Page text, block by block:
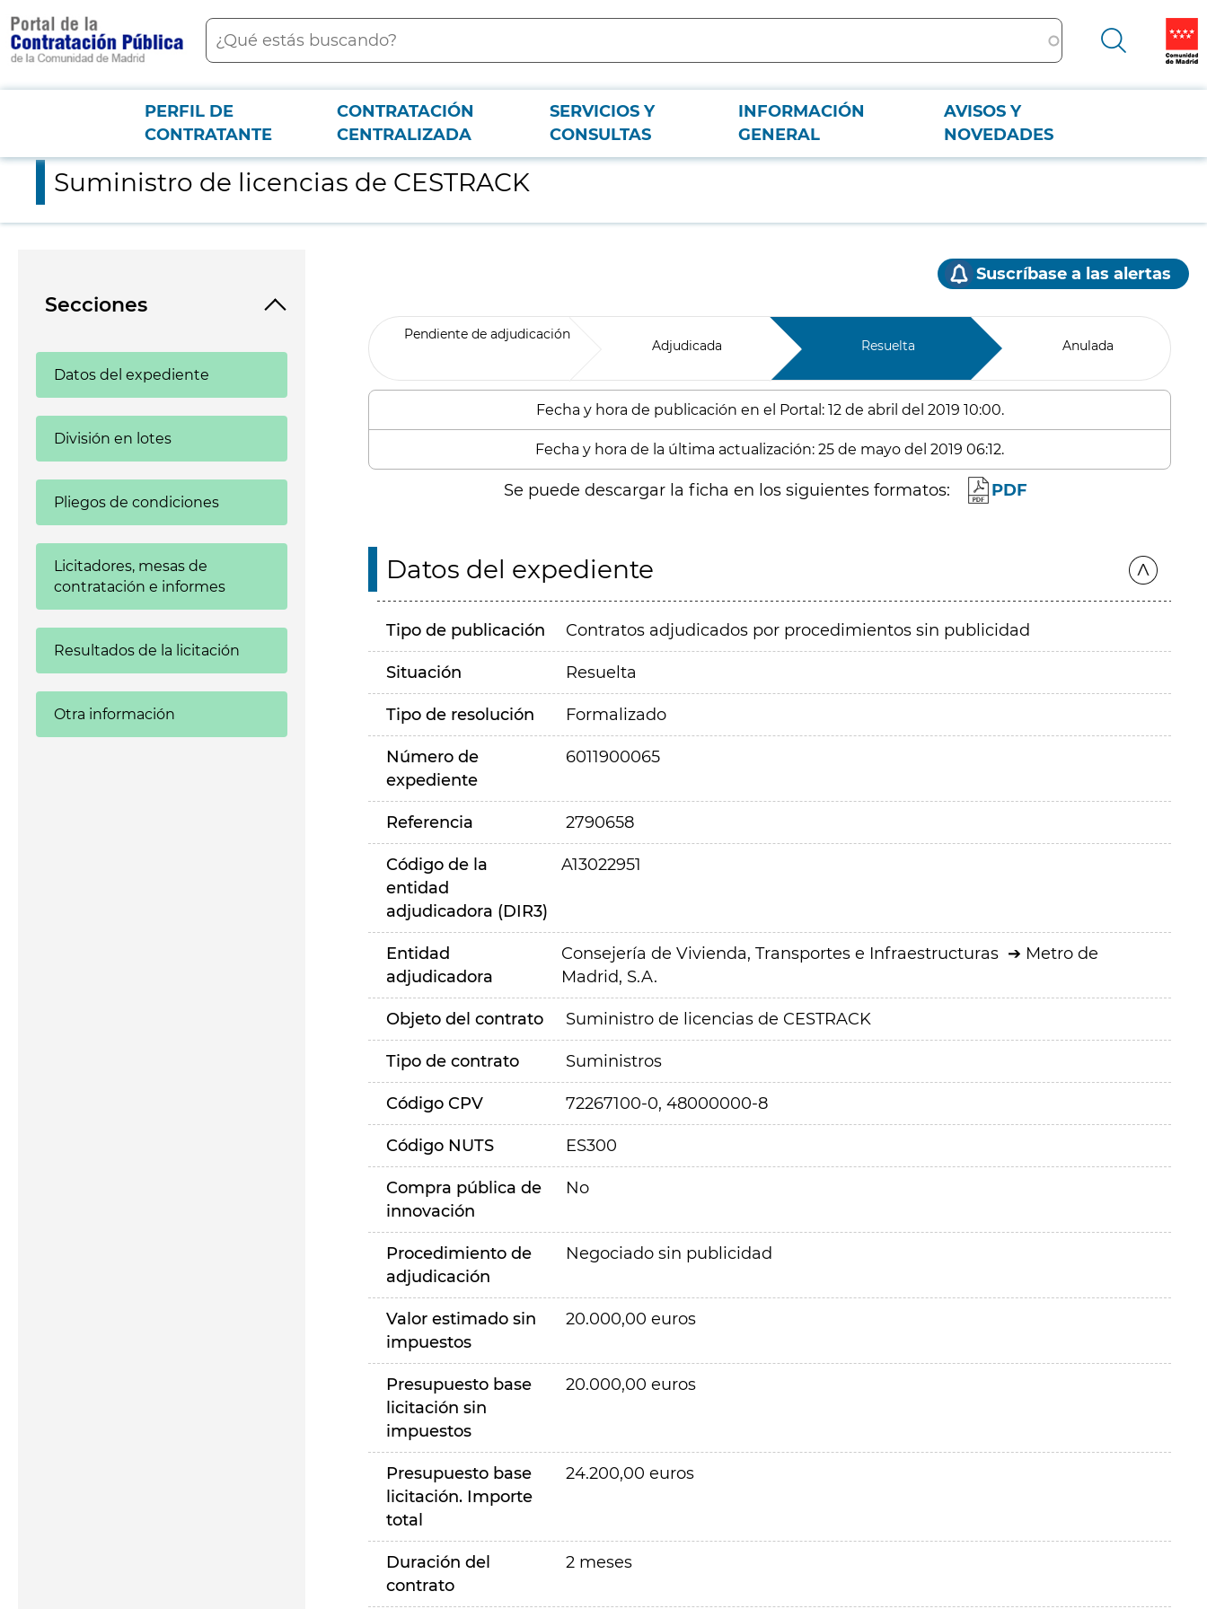
contenido
principal
Buscar
Menú PCON
PERFIL DE
CONTRATANTE
CONTRATACIÓN
CENTRALIZADA
SERVICIOS Y
CONSULTAS
INFORMACIÓN
GENERAL
AVISOS Y
NOVEDADES
Suministro de licencias de CESTRACK
Suministro de licencias de CESTRACK
Secciones
Datos del expediente
División en lotes
Pliegos de condiciones
Licitadores, mesas de
contratación e informes
Resultados de la licitación
Otra información
Suscríbase a las alertas
Pendiente de adjudicación
Adjudicada Resuelta Anulada
Fecha y hora de publicación en el Portal: 12 de abril del 2019 10:00.
Fecha y hora de la última actualización: 25 de mayo del 2019 06:12.
Se puede descargar la ficha en los siguientes formatos: PDF
Datos del expediente
Tipo de publicación Contratos adjudicados por procedimientos sin publicidad
Situación Resuelta
Tipo de resolución Formalizado
Número de
expediente
6011900065
Referencia 2790658
Código de la
entidad
adjudicadora (DIR3)
A13022951
Entidad
adjudicadora
Consejería de Vivienda, Transportes e Infraestructuras
Metro de
Madrid, S.A.
Objeto del contrato Suministro de licencias de CESTRACK
Tipo de contrato Suministros
Código CPV 72267100-0, 48000000-8
Código NUTS ES300
Compra pública de
innovación
No
Procedimiento de
adjudicación
Negociado sin publicidad
Valor estimado sin
impuestos
20.000,00 euros
Presupuesto base
licitación sin
impuestos
20.000,00 euros
Presupuesto base
licitación. Importe
total
24.200,00 euros
Duración del
contrato
2 meses